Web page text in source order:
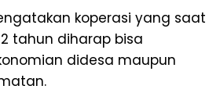
koperasi yang saat
tahun diharap bisa
didesa maupun